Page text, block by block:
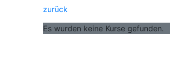
zurück
Es wurden keine Kurse gefunden.